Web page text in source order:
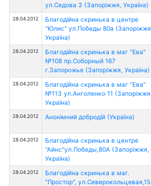
ул.Седова 3 (Запоріжжя, Україна)
28.04.2012
Благодійна скринька в центре
"Юлис" ул.Победы 80а (Запоріжжя,
Україна)
28.04.2012
Благодійна скринька в маг "Ева"
№108 пр.Соборный 167
г.Запорожье (Запоріжжя, Україна)
28.04.2012
Благодійна скринька в маг "Ева"
№113 ул.Анголенко 11 (Запоріжжя,
Україна)
28.04.2012 Анонімний добродій (Україна)
28.04.2012
Благодійна скринька в центре
"Айнс"ул.Победы,80А (Запоріжжя,
Україна)
28.04.2012
Благодійна скринька в маг.
"Простор", ул.Северокольцевая,15